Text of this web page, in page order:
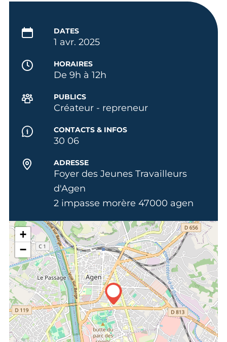
DATES
1 avr. 2025
HORAIRES
De 9h à 12h
PUBLICS
Créateur - repreneur
CONTACTS & INFOS
30 06
ADRESSE
Foyer des Jeunes Travailleurs
d'Agen
2 impasse morère 47000 agen
+
−